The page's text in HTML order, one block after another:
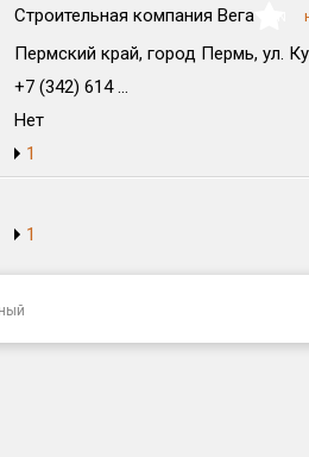
Строительная компания Вега
Пермский край, город Пермь, ул.
+7 (342) 614 ...
Нет
1
1